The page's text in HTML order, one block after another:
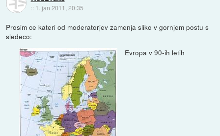
:: 1. jan 2011, 20:35
Prosim ce kateri od moderatorjev zamenja sliko v gornjem postu s
sledeco:
Evropa v 90-ih letih